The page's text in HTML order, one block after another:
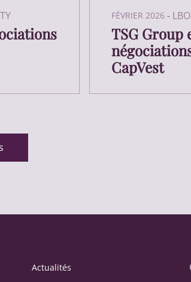
FÉVRIER 2026 -
TSG Group
CapVest
Actualités